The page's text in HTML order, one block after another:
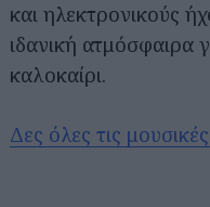
και ηλεκτρονικούς
ιδανική ατμόσφαιρα
καλοκαίρι.
Δες όλες τις